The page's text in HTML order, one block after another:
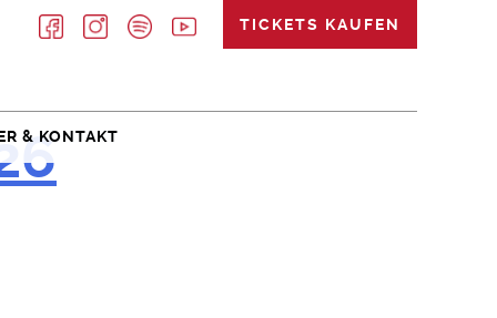
& KONTAKT
TICKETS KAUFEN